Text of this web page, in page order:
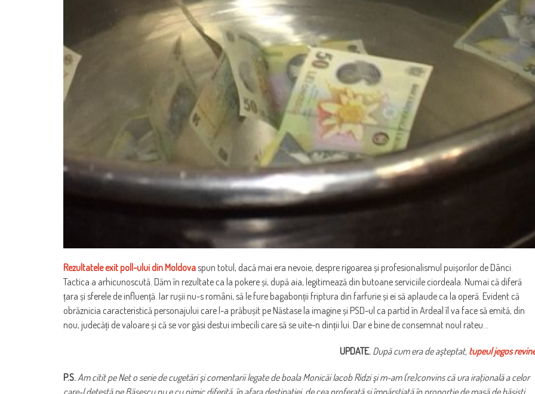
Rezultatele exit poll-ului din Moldovaspun totul, dacă mai era nevoie, despre rigoarea și profesionalismul puișorilor de Dânci.
Tactica a arhicunoscută. Dăm în rezultate ca la pokere și, după aia, legitimează din butoane serviciile ciordeala. Numai că diferă
țara și sferele de influență. Iar rușii nu-s români, să le fure bagabonții friptura din farfurie și ei să aplaude ca la operă. Evident că
obrăznicia caracteristică personajului care l-a prăbușit pe Năstase la imagine și PSD-ul ca partid în Ardeal îl va face să emită, din
nou, judecăți de valoare și că se vor găsi destui imbecili care să se uite-n dinții lui. Dar e bine de consemnat noul rateu…
UPDATE. După cum era de aşteptat, tupeul jegos
P.S.Am citit pe Net o serie de cugetări şi comentarii legate de boala Monicăi Iacob Ridzi şi m-am (re)convins că ura iraţională a celor